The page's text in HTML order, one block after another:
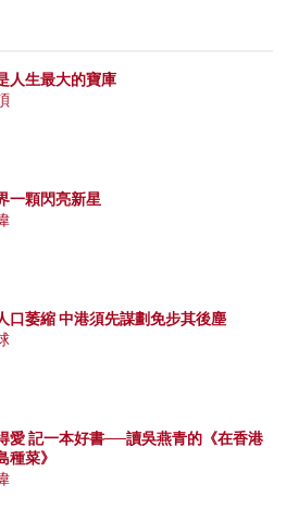
人生最大的寶庫
一顆閃亮新星
口萎縮 中港須先謀劃免步其後塵
愛 記一本好書──讀吳燕青的《在香港
種菜》